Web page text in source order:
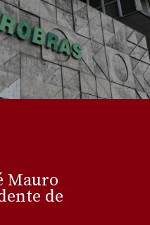
Mauro
de